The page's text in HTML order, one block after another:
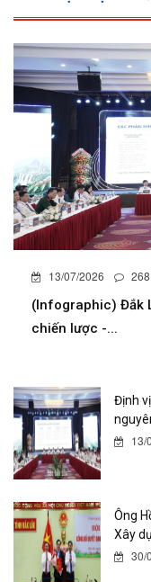
13/07/2026 268
(Infographic) Đắk
chiến lược -...
Định
13/
Ông
Xây
30/